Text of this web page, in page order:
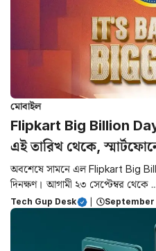
মোবাইল
Flipkart Big Billion
এই তারিখ থেকে,
অবশেষে সামনে এল Flipkart Big
দিনক্ষণ। আগামী ২৩ সেপ্টেম্বর থেকে ...
Tech Gup Desk September